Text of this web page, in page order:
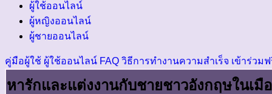
ผู้ใช้ออนไลน์
ผู้หญิงออนไลน์
ผู้ชายออนไลน์
คู่มือผู้ใช้ ผู้ใช้ออนไลน์ FAQ วิธีการทำงานความสำเร็จ เข้าร่วม
หารักและแต่งงานกับชายชาวอังกฤษในเมื